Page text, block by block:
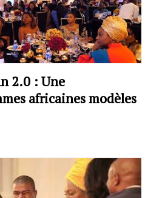
2.0 : Une
africaines modèles